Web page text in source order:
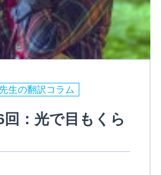
生の翻訳コラム
回：光で目もくら